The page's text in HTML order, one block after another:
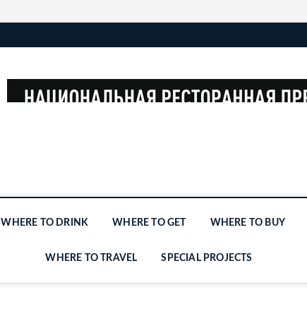
WHERE TO DRINK WHERE TO GET WHERE TO BUY
WHERE TO TRAVEL SPECIAL PROJECTS